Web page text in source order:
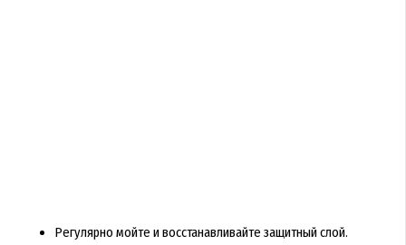
Регулярно мойте и восстанавливайте защитный слой.